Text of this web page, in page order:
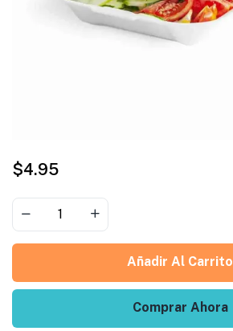
$4.95
Añadir Al Carrito
Comprar Ahora